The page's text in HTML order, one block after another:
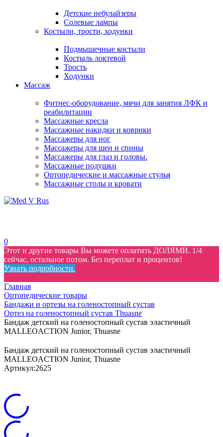
Детские небулайзеры
Солевые лампы
Костыли, трости, ходунки
Подмышечные костыли
Костыль локтевой
Трость
Ходунки
Массаж
Фитнес-оборудование, мячи для занятия ЛФК и
реабилитации
Массажные кресла
Массажные накидки и коврики
Массажеры для ног
Массажеры для шеи и спины
Массажеры для глаз и головы.
Массажные подушки
Ортопедические и массажные стулья
Массажные столы и кровати
0
Этот и другие товары Вы можете оплатить ДОЛЯМИ. 1/4
сейчас, остальное потом. Без переплат и процентов!
Узнать подробности.
Главная
Ортопедические товары
Бандажи и ортезы на голеностопный сустав
Ортез на голеностопный сустав Thuasne
Бандаж детский на голеностопный сустав эластичный
MALLEOACTION Junior, Thuasne
Бандаж детский на голеностопный сустав эластичный
MALLEOACTION Junior, Thuasne
Артикул:2625